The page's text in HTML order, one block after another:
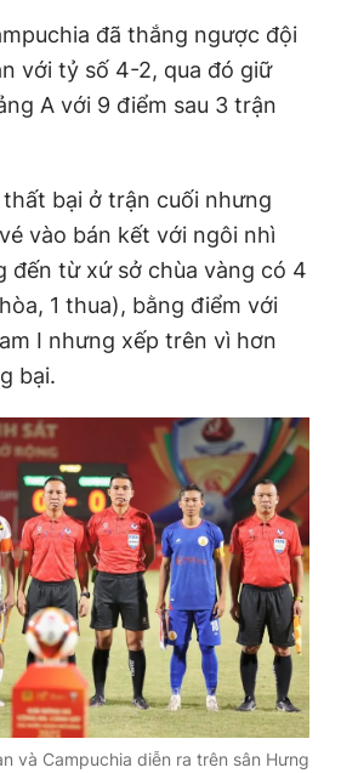
Bạn cần biết
điện thoại
Liên hệ quảng cáo
0908 780 404
RSS Tòa soạn Chính sách bảo
Toàn
trực: Hải Thành
Hiếu Dũng
Việt Hưng
Trung
đã thắng ngược đội
với tỷ số 4-2, qua đó giữ
A với 9 điểm sau 3 trận
bại ở trận cuối nhưng
vào bán kết với ngôi nhì
đến từ xứ sở chùa vàng có 4
1 thua), bằng điểm với
I nhưng xếp trên vì hơn
bại.
và Campuchia diễn ra trên sân Hưng